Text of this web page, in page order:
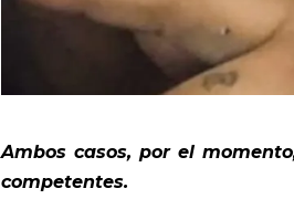
Ambos casos, por el
competentes.